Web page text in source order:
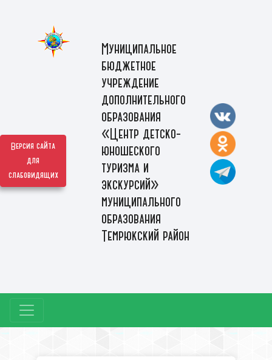
Версия сайта
для
слабовидящих
Муниципальное
бюджетное
учреждение
дополнительного
образования
«Центр детско-
юношеского
туризма и
экскурсий»
муниципального
образования
Темрюкский район